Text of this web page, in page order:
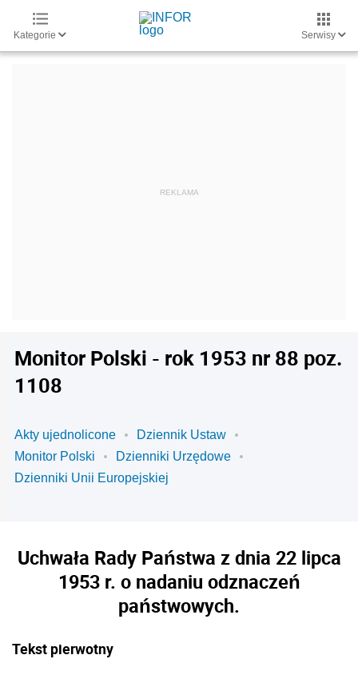
Kategorie Serwisy
Monitor Polski - rok 1953 nr 88 poz.
1108
Akty ujednolicone
Dziennik Ustaw
Monitor Polski
Dzienniki Urzędowe
Dzienniki Unii Europejskiej
Uchwała Rady Państwa z dnia 22 lipca
1953 r. o nadaniu odznaczeń
państwowych.
Tekst pierwotny